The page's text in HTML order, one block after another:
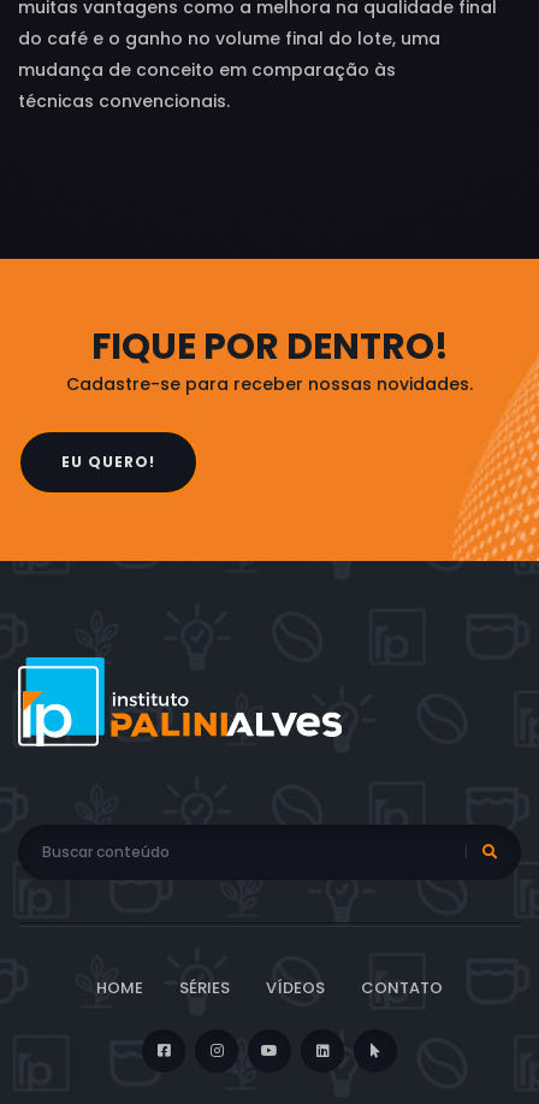
muitas vantagens como a melhora na qualidade final
do café e o ganho no volume final do lote, uma
mudança de conceito em comparação às
técnicas convencionais.
FIQUE POR DENTRO!
Cadastre-se para receber nossas novidades.
EU QUERO!
HOME SÉRIES VÍDEOS CONTATO